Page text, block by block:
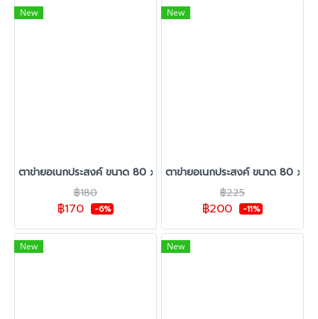
New
ตาข่ายอเนกประสงค์ ขนาด 80 x 120 ซม.
฿180
฿170 -6%
New
ตาข่ายอเนกประสงค์ ขนาด 80 x
฿225
฿200 -11%
New New